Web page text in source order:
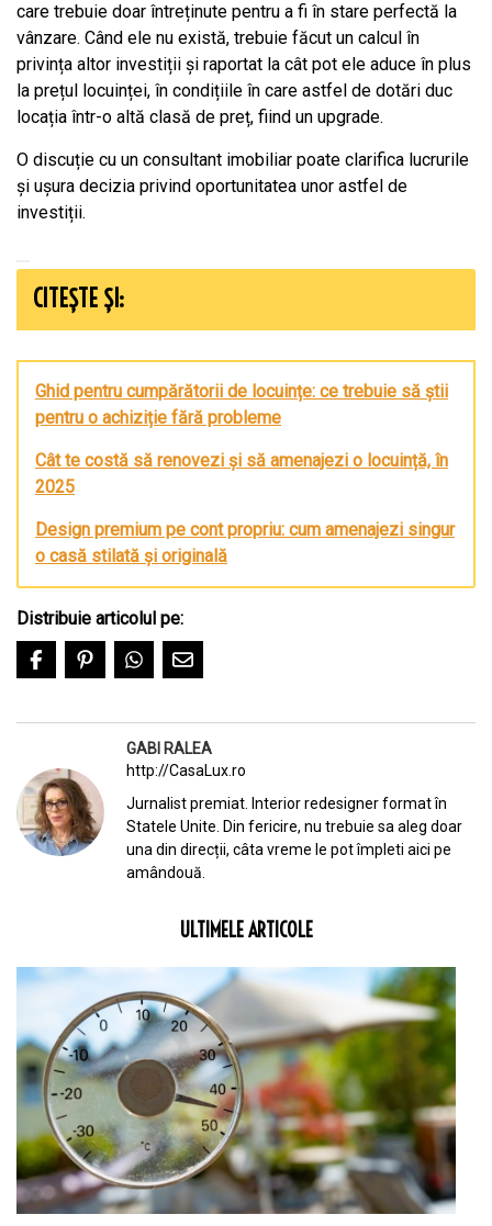
care trebuie doar întreținute pentru a fi în stare perfectă la
vânzare. Când ele nu există, trebuie făcut un calcul în
privința altor investiții și raportat la cât pot ele aduce în plus
la prețul locuinței, în condițiile în care astfel de dotări duc
locația într-o altă clasă de preț, fiind un upgrade.
O discuție cu un consultant imobiliar poate clarifica lucrurile
și ușura decizia privind oportunitatea unor astfel de
investiții.
CITEȘTE ȘI:
Ghid pentru cumpărătorii de locuințe: ce trebuie să știi
pentru o achiziție fără probleme
Cât te costă să renovezi și să amenajezi o locuință, în
2025
Design premium pe cont propriu: cum amenajezi singur
o casă stilată și originală
Distribuie articolul pe:
GABI RALEA
http://CasaLux.ro
Jurnalist premiat. Interior redesigner format în
Statele Unite. Din fericire, nu trebuie sa aleg doar
una din direcții, câta vreme le pot împleti aici pe
amândouă.
ULTIMELE ARTICOLE